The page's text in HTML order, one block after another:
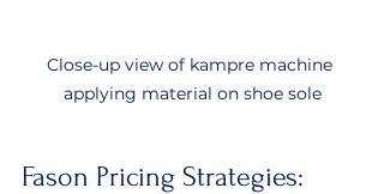
Close-up view of kampre machine
applying material on shoe sole
Fason Pricing Strategies: